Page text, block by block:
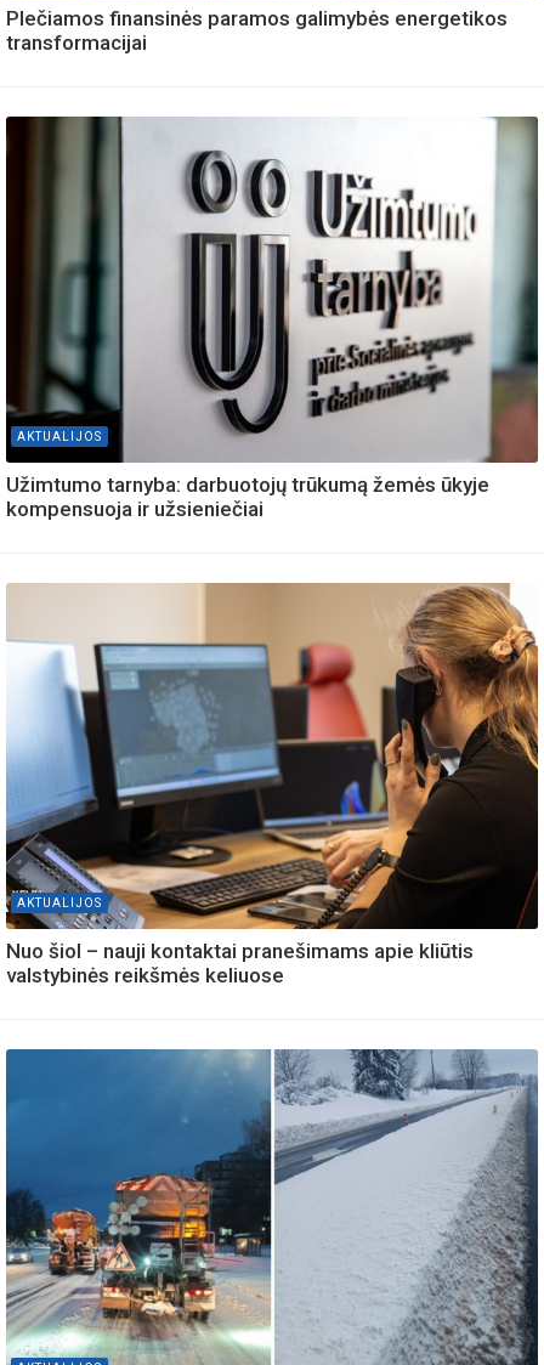
Plečiamos finansinės paramos galimybės energetikos
transformacijai
AKTUALIJOS
Užimtumo tarnyba: darbuotojų trūkumą žemės ūkyje
kompensuoja ir užsieniečiai
AKTUALIJOS
Nuo šiol – nauji kontaktai pranešimams apie kliūtis
valstybinės reikšmės keliuose